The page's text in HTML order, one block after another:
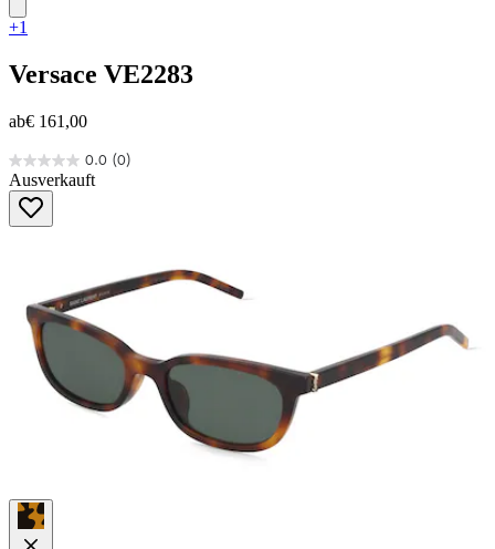
+1
Versace VE2283
ab€ 161,00
0.0 (0)
0.0
von
Sternen.
Ausverkauft